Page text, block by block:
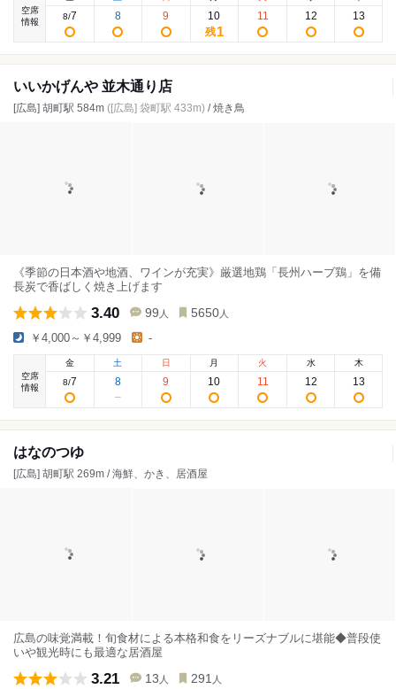
空席
情報
8/7 8 9
10
残1
11 12 13
いいかげんや 並木通り店
[広島] 胡町駅 584m ([広島] 袋町駅 433m) / 焼き鳥
《季節の日本酒や地酒、ワインが充実》厳選地鶏「長州ハーブ鶏」を備
長炭で香ばしく焼き上げます
3.40 99 人 5650 人
￥4,000～￥4,999 -
空席
情報
金
8/7
土
8
日
9
月
10
火
11
水
12
木
13
はなのつゆ
[広島] 胡町駅 269m / 海鮮、かき、居酒屋
広島の味覚満載！旬食材による本格和食をリーズナブルに堪能◆普段使
いや観光時にも最適な居酒屋
3.21 13 人 291 人